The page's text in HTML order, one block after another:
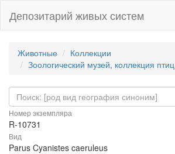
Депозитарий живых систем
Животные
Коллекции
Зоологический музей, коллекция птиц
Номер экземпляра
R-10731
Вид
Parus Cyanistes caeruleus